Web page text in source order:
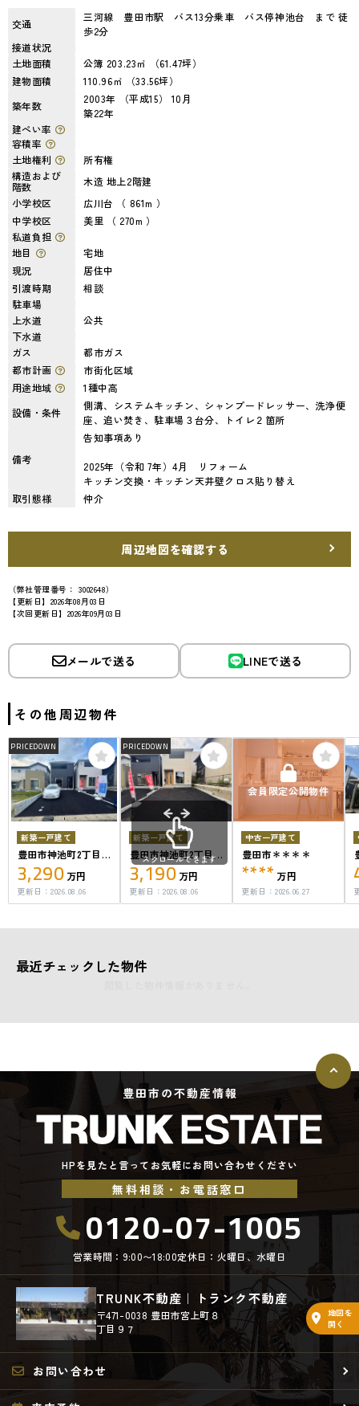
交通
三河線 豊田市駅 バス13分乗車 バス停神池台 まで 徒
歩2分
接道状況
土地面積
公簿 203.23㎡ （61.47坪）
建物面積
110.96㎡ （33.56坪）
築年数
2003年 （平成15） 10月
築22年
建ぺい率
容積率
土地権利
所有権
構造および
階数
木造 地上2階建
小学校区
広川台 （ 861m ）
中学校区
美里 （ 270m ）
私道負担
地目
宅地
現況
居住中
引渡時期
相談
駐車場
上水道
公共
下水道
ガス
都市ガス
都市計画
市街化区域
用途地域
1種中高
設備・条件
側溝、システムキッチン、シャンプードレッサー、洗浄便
座、追い焚き、駐車場３台分、トイレ２箇所
備考
告知事項あり
2025年（令和 7年）4月 リフォーム
キッチン交換・キッチン天井壁クロス貼り替え
取引態様
仲介
周辺地図を確認する
（弊社管理番号： 3002648）
【更新日】2026年08月03日
【次回更新日】2026年09月03日
メールで送る LINEで送る
その他周辺物件
PRICEDOWN
新築一戸建て
豊田市神池町2丁目
１号棟
3,290 万円
更新日： 2026.08.06
PRICEDOWN
新築一戸建て
豊田市神池町2丁目
２号棟
3,190 万円
更新日： 2026.08.06
会員限定公開物件
中古一戸建て
豊田市＊＊＊＊
**** 万円
更新日： 2026.06.27
スクロールできます
最近チェックした物件
豊田市の不動産情報
HPを見たと言ってお気軽にお問い合わせください
無料相談・お電話窓口
0120-07-1005
営業時間：9:00〜18:00定休日：火曜日、水曜日
TRUNK不動産｜トランク不動産
〒471-0038 豊田市宮上町８
丁目９７
地図を
開く
お問い合わせ